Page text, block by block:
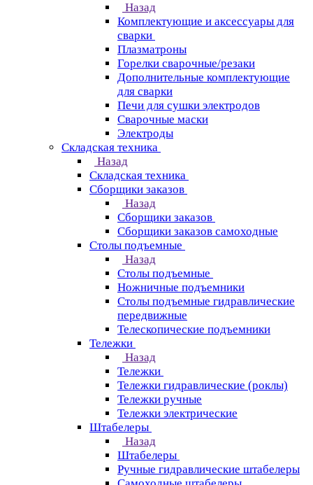
Назад
Комплектующие и аксессуары для
сварки
Плазматроны
Горелки сварочные/резаки
Дополнительные комплектующие
для сварки
Печи для сушки электродов
Сварочные маски
Электроды
Складская техника
Назад
Складская техника
Сборщики заказов
Назад
Сборщики заказов
Сборщики заказов самоходные
Столы подъемные
Назад
Столы подъемные
Ножничные подъемники
Столы подъемные гидравлические
передвижные
Телескопические подъемники
Тележки
Назад
Тележки
Тележки гидравлические (роклы)
Тележки ручные
Тележки электрические
Штабелеры
Назад
Штабелеры
Ручные гидравлические штабелеры